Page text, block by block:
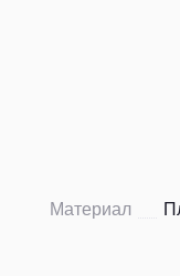
Материал